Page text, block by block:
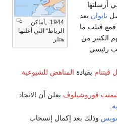
1944: „أماكن
الرباط“ التي أعلنها
هتلر
أرسلتها
تايوان بعد
قتلت ما
الكثير من
رئيسي
ڤيتنام بقيادة المناهض للشيوعية
ڤوروشيلوڤ يعلن أن الاتحاد
وذلك بعد إكمال إنسحاب